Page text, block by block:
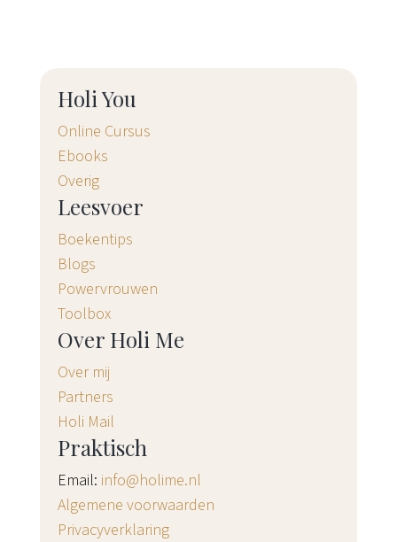
Holi You
Online Cursus
Ebooks
Overig
Leesvoer
Boekentips
Blogs
Powervrouwen
Toolbox
Over Holi Me
Over mij
Partners
Holi Mail
Praktisch
Email: info@holime.nl
Algemene voorwaarden
Privacyverklaring